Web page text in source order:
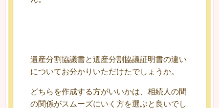
遺産分割協議書と遺産分割協議証明書の違い
についてお分かりいただけたでしょうか。
どちらを作成する方がいいかは、相続人の間
の関係がスムーズにいく方を選ぶと良いでし